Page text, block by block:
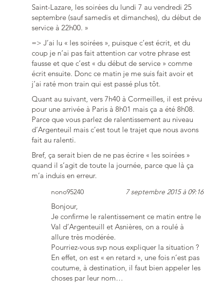
Saint-Lazare, les soirées du lundi 7 au vendredi 25
septembre (sauf samedis et dimanches), du début de
service à 22h00. »
=> J’ai lu « les soirées », puisque c’est écrit, et du
coup je n’ai pas fait attention car votre phrase est
fausse et que c’est « du début de service » comme
écrit ensuite. Donc ce matin je me suis fait avoir et
j’ai raté mon train qui est passé plus tôt.
Quant au suivant, vers 7h40 à Cormeilles, il est prévu
pour une arrivée à Paris à 8h01 mais ça a été 8h08.
Parce que vous parlez de ralentissement au niveau
d’Argenteuil mais c’est tout le trajet que nous avons
fait au ralenti.
Bref, ça serait bien de ne pas écrire « les soirées »
quand il s’agit de toute la journée, parce que là ça
m’a induis en erreur.
nono95240 7 septembre 2015 à 09:16
Bonjour,
Je confirme le ralentissement ce matin entre le
Val d’Argenteuill et Asnières, on a roulé à
allure très modérée.
Pourriez-vous svp nous expliquer la situation ?
En effet, on est « en retard », une fois n’est pas
coutume, à destination, il faut bien appeler les
choses par leur nom…